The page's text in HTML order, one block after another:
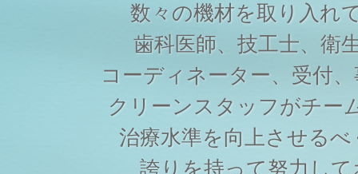
数々の機材を取り入れ
歯科医師、技工士、衛
コーディネーター、受付
クリーンスタッフがチー
治療水準を向上させる
誇りを持って努力し